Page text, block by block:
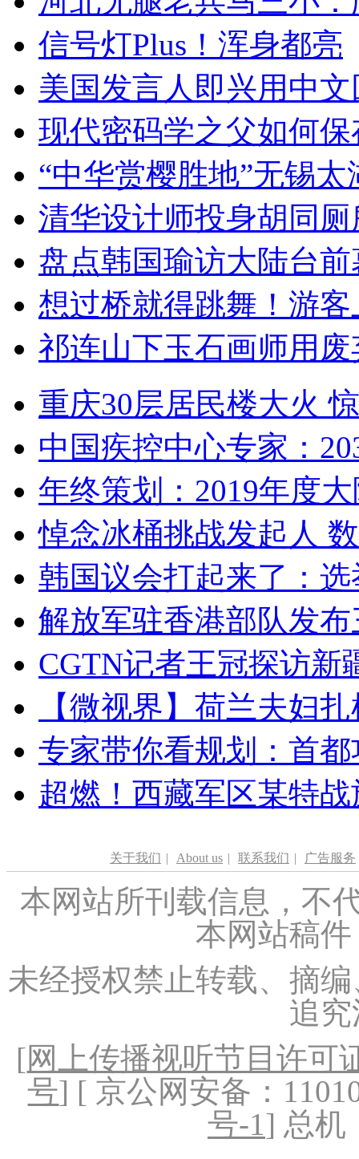
信号灯Plus！浑身都亮
美国发言人即兴用中
现代密码学之父如何
“中华赏樱胜地”无锡
清华设计师投身胡同
盘点韩国瑜访大陆台
想过桥就得跳舞！游客
祁连山下玉石画师用
重庆30层居民楼大火
中国疾控中心专家：
年终策划：2019年度
悼念冰桶挑战发起人
韩国议会打起来了：
解放军驻香港部队发
CGTN记者王冠探访新
【微视界】荷兰夫妇
专家带你看规划：首
超燃！西藏军区某特
关于我们 | About us | 联系我们 | 广告服务
本网站所刊载信息，不
本网站稿
未经授权禁止转载、摘
追
[网上传播视听节目许可
号] [ 京公网安备：
号-1] 总机